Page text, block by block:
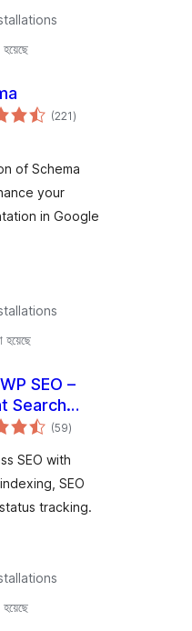
(221total
ratings
)
of Schema
your
in Google
SEO –
Search
Indexing &
(59total
ratings
)
SEO with
SEO
tracking.